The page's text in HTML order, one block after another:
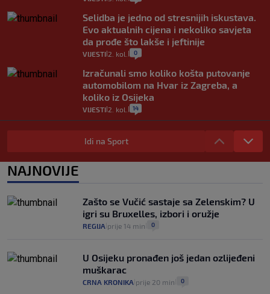
Selidba je jedno od stresnijih iskustava.
Evo aktualnih cijena i nekoliko savjeta
da prođe što lakše i jeftinije
VIJESTI 2. kol. 0
Izračunali smo koliko košta putovanje
automobilom na Hvar iz Zagreba, a
koliko iz Osijeka
VIJESTI 2. kol. 14
"Kći je otišla na more, a zaboravila
zdravstvenu iskaznicu". Kakva su prava
pacijenata izvan mjesta prebivališta?
1
junaci naših priča budu oni koji pomažu,
a ne oni koji su pobijedili nekoga"
VIJESTI 2
Idi na Sport
NAJNOVIJE
Zašto se Vučić sastaje sa Zelenskim? U
igri su Bruxelles, izbori i oružje
REGIJA prije 14 min 0
U Osijeku pronađen još jedan ozlijeđeni
muškarac
CRNA KRONIKA prije 20 min 0